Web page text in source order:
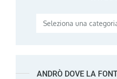
Categorie
ANDRÒ DOVE LA